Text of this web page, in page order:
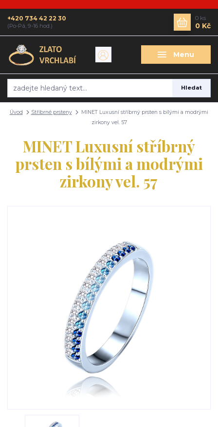
Menu
Hledat
+420 734 42 22 30
(Po-Pá, 9-16 hod.)
0 ks
0 Kč
Úvod Stříbrné prsteny
MINET Luxusní stříbrný prsten s bílými a modrými
zirkony vel. 57
MINET Luxusní stříbrný
prsten s bílými a modrými
zirkony vel. 57